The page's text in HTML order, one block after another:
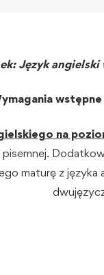
Język angielski
na
maturę z